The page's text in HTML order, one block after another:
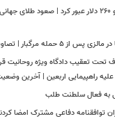
اونس طلا از ۴ هزار و ۲۶۰ دلار عبور کرد |
۵ حمله مرگبار | تصاویر
تحت تعقیب دادگاه ویژه روحانیت
راهپیمایی اربعین | آخرین
به فعال سلطنت طلب
توافقنامه دفاعی مشترک امضا